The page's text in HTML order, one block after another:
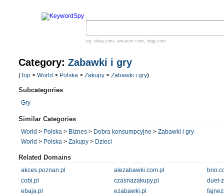
eg: ebay.com , amazon.com , digg.com
Category: Zabawki i gry
(Top > World > Polska > Zakupy > Zabawki i gry)
Subcategories
Gry
Similar Categories
World > Polska > Biznes > Dobra konsumpcyjne > Zabawki i gry
World > Polska > Zakupy > Dzieci
Related Domains
akces.poznan.pl alezabawki.com.pl
cobi.pl
czasnazakupy.pl
duet-
ebaja.pl
ezabawki.pl